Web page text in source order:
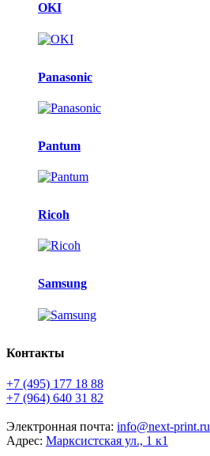
OKI
Panasonic
Pantum
Ricoh
Samsung
Контакты
+7 (495) 177 18 88
+7 (964) 640 31 82
Электронная почта: info@next-print.ru
Адрес: Марксистская ул., 1 к1